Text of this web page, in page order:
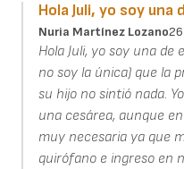
Hola Juli, yo soy una
Nuria Martínez Lozano
Hola Juli, yo soy una
no soy la única) que la
su hijo no sintió nada.
una cesárea, aunque
muy necesaria ya que
quirófano e ingreso en